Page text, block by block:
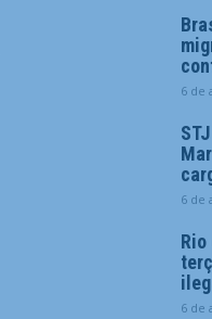
6 de
6 de
6 de